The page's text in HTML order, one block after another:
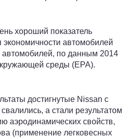
хороший показатель
автомобилей
автомобилей, по данным 2014
среды (EPA).
достигнутые Nissan с
а стали результатом
аэродинамических свойств,
(применение легковесных